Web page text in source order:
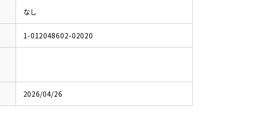
なし
1-012048602-02020
2026/04/26